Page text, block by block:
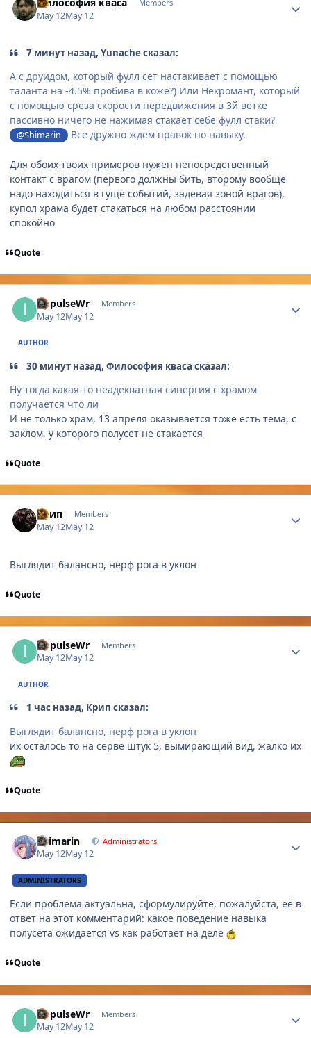
Members
May 12May 12
7 минут назад, Yunache сказал:
А с друидом, который фулл сет настакивает с помощью
таланта на -4.5% пробива в коже?) Или Некромант, который
с помощью среза скорости передвижения в 3й ветке
пассивно ничего не нажимая стакает себе фулл стаки?
@Shimarin Все дружно ждём правок по навыку.
Для обоих твоих примеров нужен непосредственный
контакт с врагом (первого должны бить, второму вообще
надо находиться в гуще событий, задевая зоной врагов),
купол храма будет стакаться на любом расстоянии
спокойно
Quote
ImpulseWr Members
May 12May 12
AUTHOR
30 минут назад, Философия кваса сказал:
Ну тогда какая-то неадекватная синергия с храмом
получается что ли
И не только храм, 13 апреля оказывается тоже есть тема, с
заклом, у которого полусет не стакается
Quote
Крип Members
May 12May 12
Выглядит балансно, нерф рога в уклон
Quote
ImpulseWr Members
May 12May 12
AUTHOR
1 час назад, Крип сказал:
Выглядит балансно, нерф рога в уклон
их осталось то на серве штук 5, вымирающий вид, жалко их
Quote
Shimarin Administrators
May 12May 12
ADMINISTRATORS
Если проблема актуальна, сформулируйте, пожалуйста, её в
ответ на этот комментарий: какое поведение навыка
полусета ожидается vs как работает на деле
Quote
ImpulseWr Members
May 12May 12